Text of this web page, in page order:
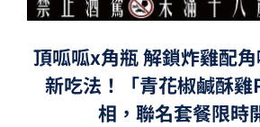
頂呱呱x角瓶 解鎖炸雞配
新吃法！「青花椒鹹酥雞
相，聯名套餐限時